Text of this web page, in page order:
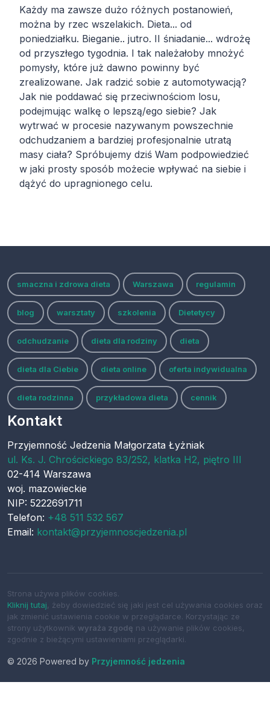
Każdy ma zawsze dużo różnych postanowień,
można by rzec wszelakich. Dieta... od
poniedziałku. Bieganie.. jutro. II śniadanie... wdrożę
od przyszłego tygodnia. I tak należałoby mnożyć
pomysły, które już dawno powinny być
zrealizowane. Jak radzić sobie z automotywacją?
Jak nie poddawać się przeciwnościom losu,
podejmując walkę o lepszą/ego siebie? Jak
wytrwać w procesie nazywanym powszechnie
odchudzaniem a bardziej profesjonalnie utratą
masy ciała? Spróbujemy dziś Wam podpowiedzieć
w jaki prosty sposób możecie wpływać na siebie i
dążyć do upragnionego celu.
smaczna i zdrowa dieta Warszawa regulamin
blog warsztaty szkolenia Dietetycy
odchudzanie dieta dla rodziny dieta
dieta dla Ciebie dieta online oferta indywidualna
dieta rodzinna przykładowa dieta cennik
Kontakt
Przyjemność Jedzenia Małgorzata Łyżniak
ul. Ks. J. Chrościckiego 83/252, klatka H2, piętro III
02-414 Warszawa
woj. mazowieckie
NIP: 5222691711
Telefon: +48 511 532 567
Email: kontakt@przyjemnoscjedzenia.pl
Strona używa plików cookies.
Kliknij tutaj, żeby dowiedzieć się jaki jest cel używania cookies oraz
jak zmienić ustawienia cookie w przeglądarce. Korzystając ze
strony użytkownik wyraża zgodę na używanie plików cookies,
zgodnie z bieżącymi ustawieniami przeglądarki.
© 2026 Powered by Przyjemność jedzenia